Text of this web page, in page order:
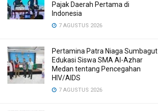
Pajak Daerah Pertama di
Indonesia
7 AGUSTUS 2026
Pertamina Patra Niaga Sumbagut
Edukasi Siswa SMA Al-Azhar
Medan tentang Pencegahan
HIV/AIDS
7 AGUSTUS 2026